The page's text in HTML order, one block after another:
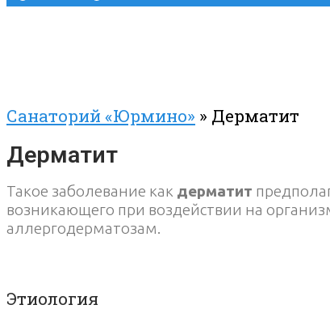
Санаторий «Юрмино» » Дерматит
Дерматит
Такое заболевание как дерматит
возникающего при воздействии на
аллергодерматозам.
Этиология